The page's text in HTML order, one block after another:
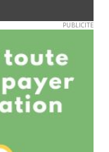
PUBLICITE